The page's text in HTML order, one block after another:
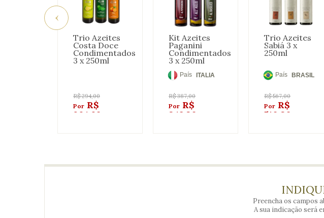
Trio Azeites
Costa Doce
Condimentados
3 x 250ml
R$ 294,00
R$
264,60
Kit Azeites
Paganini
Condimentados
3 x 250ml
País
Origem:
ITALIA
R$ 387,00
R$
348,30
Trio Azeites
Sabiá 3 x
250ml
País
Origem:
BRASIL
R$ 567,00
R$
510,30
Preencha os campos
A sua indicação será